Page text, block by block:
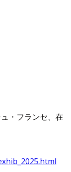
・フランセ、在